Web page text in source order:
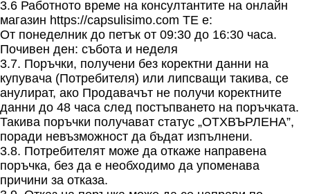
3.6 Работното време на консултантите на онлайн
магазин https://capsulisimo.com ТЕ е:
От понеделник до петък от 09:30 до 16:30 часа.
Почивен ден: събота и неделя
3.7. Поръчки, получени без коректни данни на
купувача (Потребителя) или липсващи такива, се
анулират, ако Прoдавачът не получи коректните
данни до 48 часа след постъпването на поръчката.
Такива поръчки получават статус „ОТХВЪРЛЕНА”,
поради невъзможност да бъдат изпълнени.
3.8. Потребителят може да откаже направена
поръчка, без да е необходимо да упоменава
причини за отказа.